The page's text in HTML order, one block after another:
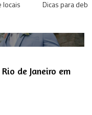
locais Dicas para
de Janeiro em